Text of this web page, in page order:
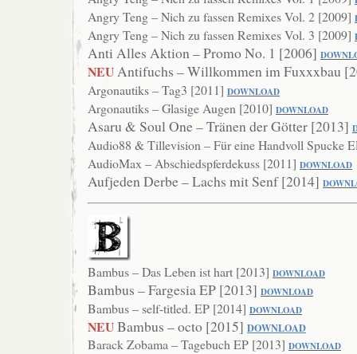
Angry Teng – Nich zu fassen Remixes Vol. 2 [2009]
Angry Teng – Nich zu fassen Remixes Vol. 3 [2009]
Anti Alles Aktion – Promo No. 1 [2006] DOWNL
NEU Antifuchs – Willkommen im Fuxxxbau
Argonautiks – Tag3 [2011] DOWNLOAD
Argonautiks – Glasige Augen [2010] DOWNLOAD
Asaru & Soul One – Tränen der Götter [2013]
Audio88 & Tillevision – Für eine Handvoll Spucke
AudioMax – Abschiedspferdekuss [2011] DOWNLOAD
Aufjeden Derbe – Lachs mit Senf [2014] DO
Bambus – Das Leben ist hart [2013] DOWNLOAD
Bambus – Fargesia EP [2013] DOWNLOAD
Bambus – self-titled. EP [2014] DOWNLOAD
NEUBambus – octo [2015] DOWNLOAD
Barack Zobama – Tagebuch EP [2013] DOWNLOAD